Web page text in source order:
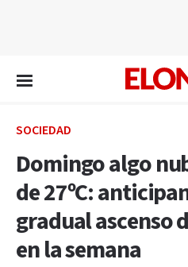
SOCIEDAD
Domingo algo
de 27ºC:
gradual ascenso
en la semana